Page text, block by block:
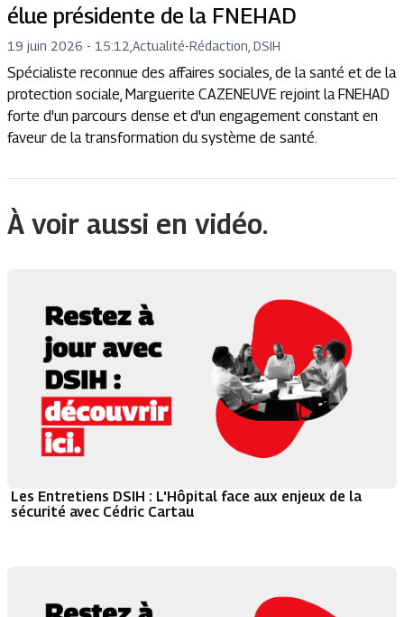
élue présidente de la FNEHAD
19 juin 2026 - 15:12 Actualité-Rédaction, DSIH
Spécialiste reconnue des affaires sociales, de la santé et de la
protection sociale, Marguerite CAZENEUVE rejoint la FNEHAD
forte d'un parcours dense et d'un engagement constant en
faveur de la transformation du système de santé.
À voir aussi en vidéo.
Les Entretiens DSIH : L'Hôpital face aux enjeux de la
sécurité avec Cédric Cartau